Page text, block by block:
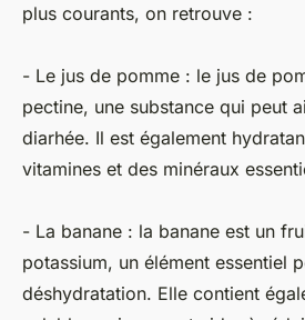
plus courants, on retrouve :
- Le jus de pomme : le jus de
pectine, une substance qui peut
diarhée. Il est également
vitamines et des minéraux
- La banane : la banane est un
potassium, un élément essentiel
déshydratation. Elle contient